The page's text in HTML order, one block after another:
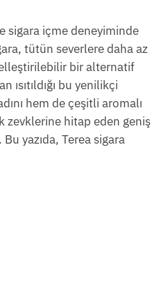
sigara içme deneyiminde
tütün severlere daha az
bir alternatif
ısıtıldığı bu yenilikçi
hem de çeşitli aromalı
zevklerine hitap eden geniş
yazıda, Terea sigara